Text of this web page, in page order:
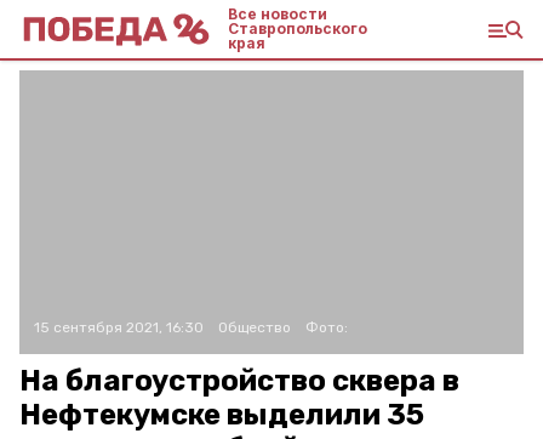
Все новости
Ставропольского
края
15 сентября 2021, 16:30 Общество Фото:
На благоустройство сквера в
Нефтекумске выделили 35